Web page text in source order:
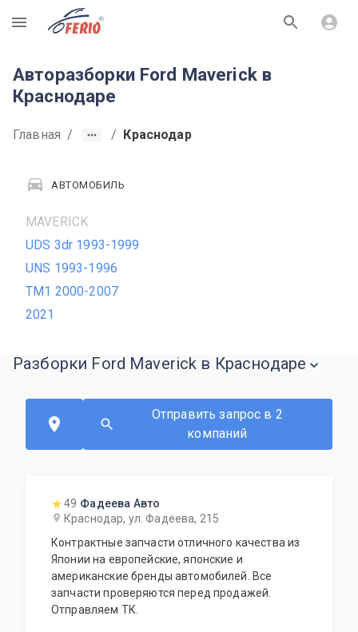
R
Авторазборки Ford Maverick в
Краснодаре
Главная / / Краснодар
АВТОМОБИЛЬ
MAVERICK
UDS 3dr 1993-1999
UNS 1993-1996
TM1 2000-2007
2021
Разборки Ford Maverick в Краснодаре
Отправить запрос в 2
компаний
49 Фадеева Авто
Краснодар, ул. Фадеева, 215
Контрактные запчасти отличного качества из
Японии на европейские, японские и
американские бренды автомобилей. Все
запчасти проверяются перед продажей.
Отправляем ТК.